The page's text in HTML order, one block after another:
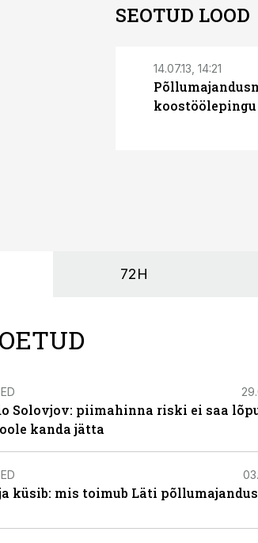
SEOTUD LOOD
14.07.13, 14:21
koostöölepingu
72H
Solovjov: piimahinna riski ei saa
kanda jätta
küsib: mis toimub Läti